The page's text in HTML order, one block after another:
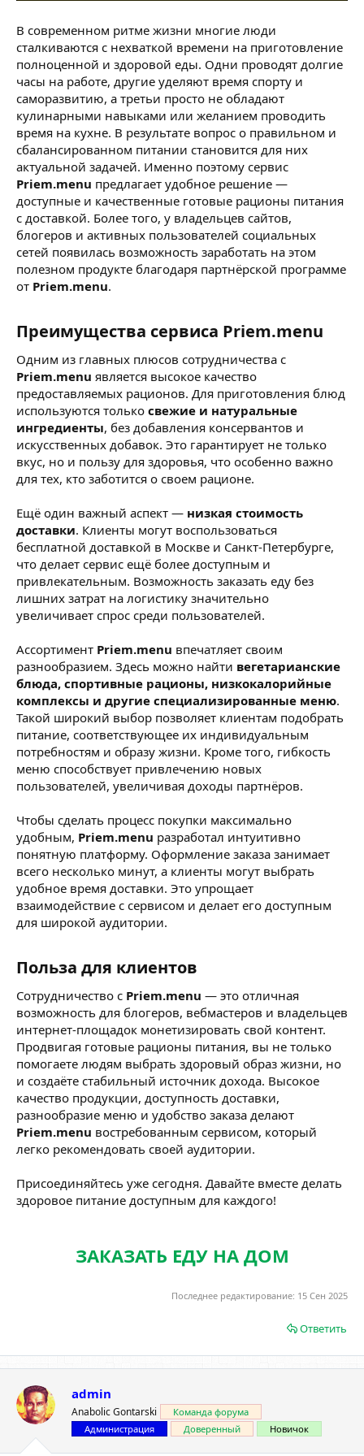
В современном ритме жизни многие люди
сталкиваются с нехваткой времени на приготовление
полноценной и здоровой еды. Одни проводят долгие
часы на работе, другие уделяют время спорту и
саморазвитию, а третьи просто не обладают
кулинарными навыками или желанием проводить
время на кухне. В результате вопрос о правильном и
сбалансированном питании становится для них
актуальной задачей. Именно поэтому сервис
Priem.menu предлагает удобное решение —
доступные и качественные готовые рационы питания
с доставкой. Более того, у владельцев сайтов,
блогеров и активных пользователей социальных
сетей появилась возможность заработать на этом
полезном продукте благодаря партнёрской программе
от Priem.menu.
Преимущества сервиса Priem.menu​
Одним из главных плюсов сотрудничества с
Priem.menu является высокое качество
предоставляемых рационов. Для приготовления блюд
используются только свежие и натуральные
ингредиенты, без добавления консервантов и
искусственных добавок. Это гарантирует не только
вкус, но и пользу для здоровья, что особенно важно
для тех, кто заботится о своем рационе.
Ещё один важный аспект — низкая стоимость
доставки. Клиенты могут воспользоваться
бесплатной доставкой в Москве и Санкт-Петербурге,
что делает сервис ещё более доступным и
привлекательным. Возможность заказать еду без
лишних затрат на логистику значительно
увеличивает спрос среди пользователей.
Ассортимент Priem.menu впечатляет своим
разнообразием. Здесь можно найти вегетарианские
блюда, спортивные рационы, низкокалорийные
комплексы и другие специализированные меню.
Такой широкий выбор позволяет клиентам подобрать
питание, соответствующее их индивидуальным
потребностям и образу жизни. Кроме того, гибкость
меню способствует привлечению новых
пользователей, увеличивая доходы партнёров.
Чтобы сделать процесс покупки максимально
удобным, Priem.menu разработал интуитивно
понятную платформу. Оформление заказа занимает
всего несколько минут, а клиенты могут выбрать
удобное время доставки. Это упрощает
взаимодействие с сервисом и делает его доступным
для широкой аудитории.
Польза для клиентов​
Сотрудничество с Priem.menu — это отличная
возможность для блогеров, вебмастеров и владельцев
интернет-площадок монетизировать свой контент.
Продвигая готовые рационы питания, вы не только
помогаете людям выбрать здоровый образ жизни, но
и создаёте стабильный источник дохода. Высокое
качество продукции, доступность доставки,
разнообразие меню и удобство заказа делают
Priem.menu востребованным сервисом, который
легко рекомендовать своей аудитории.
Присоединяйтесь уже сегодня. Давайте вместе делать
здоровое питание доступным для каждого!
ЗАКАЗАТЬ ЕДУ НА ДОМ
Последнее редактирование: 15 Сен 2025
Ответить
admin
Anabolic Gontarski
Команда форума
Администрация
Доверенный Новичок